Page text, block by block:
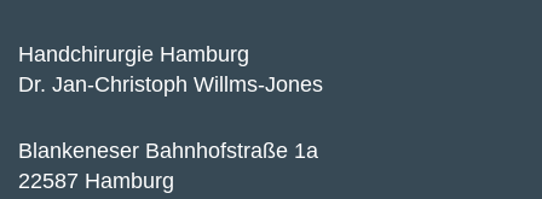
Handchirurgie Hamburg
Dr. Jan-Christoph Willms-Jones
Blankeneser Bahnhofstraße 1a
22587 Hamburg